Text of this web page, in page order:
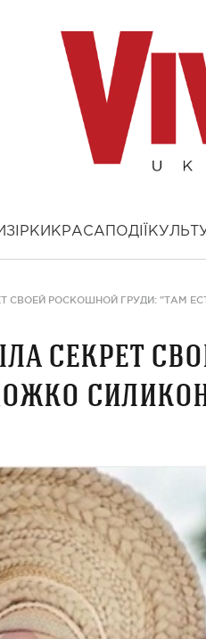
ЗІРКИ КРАСА ПОДІЇ
СВОЕЙ РОСКОШНОЙ ГРУДИ: "ТАМ
секрет